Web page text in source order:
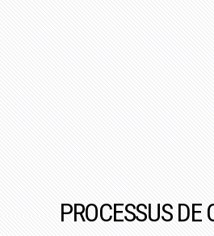
PROCESSUS DE